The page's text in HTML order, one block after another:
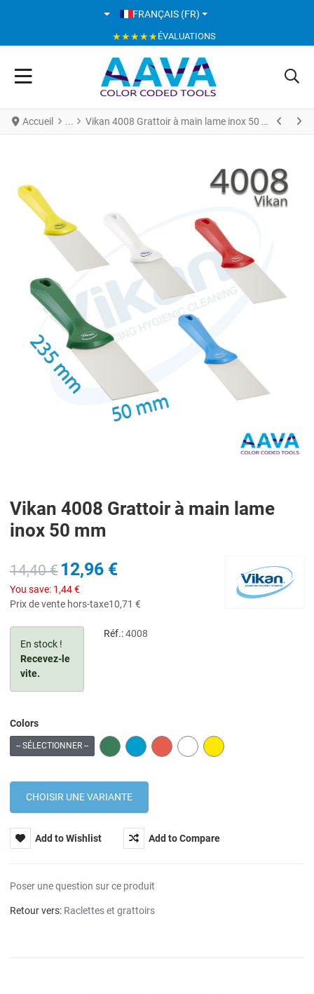
SÉLECTIONNEZ VOTRE LANGUE
FRANÇAIS (FR)
★★★★★ÉVALUATIONS
Accueil Vikan 4008 Grattoir à main lame inox 50 mm
Vikan 4008 Grattoir à main lame
inox 50 mm
14,40 € 12,96 €
You save: 1,44 €
Prix de vente hors-taxe10,71 €
En stock !
Recevez-le
vite.
Réf.:4008
Colors
-- SÉLECTIONNER -- GREEN BLUE RED WHITE YELLOW
Add to Wishlist Add to Compare
Poser une question sur ce produit
Retour vers: Raclettes et grattoirs